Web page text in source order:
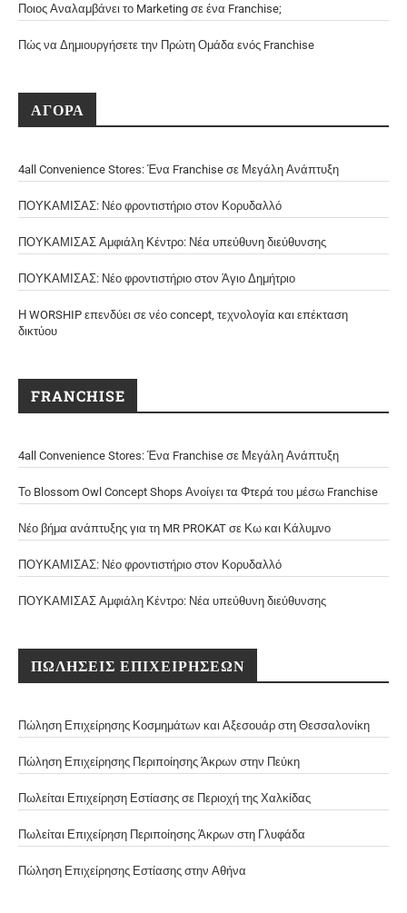
Ποιος Αναλαμβάνει το Marketing σε ένα Franchise;
Πώς να Δημιουργήσετε την Πρώτη Ομάδα ενός Franchise
ΑΓΟΡΑ
4all Convenience Stores: Ένα Franchise σε Μεγάλη Ανάπτυξη
ΠΟΥΚΑΜΙΣΑΣ: Νέο φροντιστήριο στον Κορυδαλλό
ΠΟΥΚΑΜΙΣΑΣ Αμφιάλη Κέντρο: Νέα υπεύθυνη διεύθυνσης
ΠΟΥΚΑΜΙΣΑΣ: Νέο φροντιστήριο στον Άγιο Δημήτριο
Η WORSHIP επενδύει σε νέο concept, τεχνολογία και επέκταση
δικτύου
FRANCHISE
4all Convenience Stores: Ένα Franchise σε Μεγάλη Ανάπτυξη
Το Blossom Owl Concept Shops Ανοίγει τα Φτερά του μέσω Franchise
Νέο βήμα ανάπτυξης για τη MR PROKAT σε Κω και Κάλυμνο
ΠΟΥΚΑΜΙΣΑΣ: Νέο φροντιστήριο στον Κορυδαλλό
ΠΟΥΚΑΜΙΣΑΣ Αμφιάλη Κέντρο: Νέα υπεύθυνη διεύθυνσης
ΠΩΛΗΣΕΙΣ ΕΠΙΧΕΙΡΗΣΕΩΝ
Πώληση Επιχείρησης Κοσμημάτων και Αξεσουάρ στη Θεσσαλονίκη
Πώληση Επιχείρησης Περιποίησης Άκρων στην Πεύκη
Πωλείται Επιχείρηση Εστίασης σε Περιοχή της Χαλκίδας
Πωλείται Επιχείρηση Περιποίησης Άκρων στη Γλυφάδα
Πώληση Επιχείρησης Εστίασης στην Αθήνα